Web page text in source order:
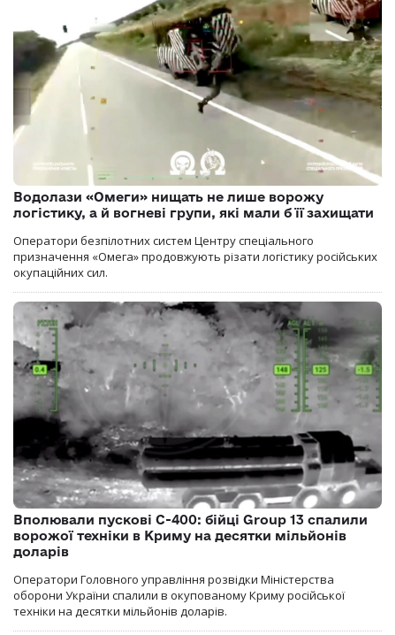
Водолази «Омеги» нищать не лише ворожу
логістику, а й вогневі групи, які мали б її захищати
Оператори безпілотних систем Центру спеціального
призначення «Омега» продовжують різати логістику російських
окупаційних сил.
Вполювали пускові С-400: бійці Group 13 спалили
ворожої техніки в Криму на десятки мільйонів
доларів
Оператори Головного управління розвідки Міністерства
оборони України спалили в окупованому Криму російської
техніки на десятки мільйонів доларів.